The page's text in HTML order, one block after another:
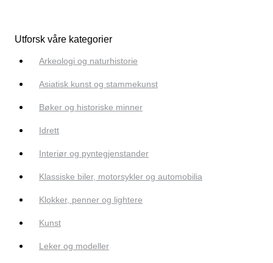
Utforsk våre kategorier
Arkeologi og naturhistorie
Asiatisk kunst og stammekunst
Bøker og historiske minner
Idrett
Interiør og pyntegjenstander
Klassiske biler, motorsykler og automobilia
Klokker, penner og lightere
Kunst
Leker og modeller